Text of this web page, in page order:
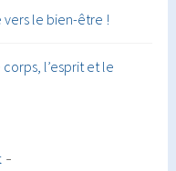
le bien-être !
l’esprit et le